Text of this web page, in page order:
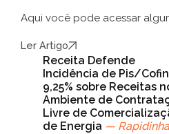
Aqui você pode acessar
Ler Artigo
Receita Defende
Incidência de Pis/
9,25% sobre Receitas
Ambiente de
Livre de
de Energia —